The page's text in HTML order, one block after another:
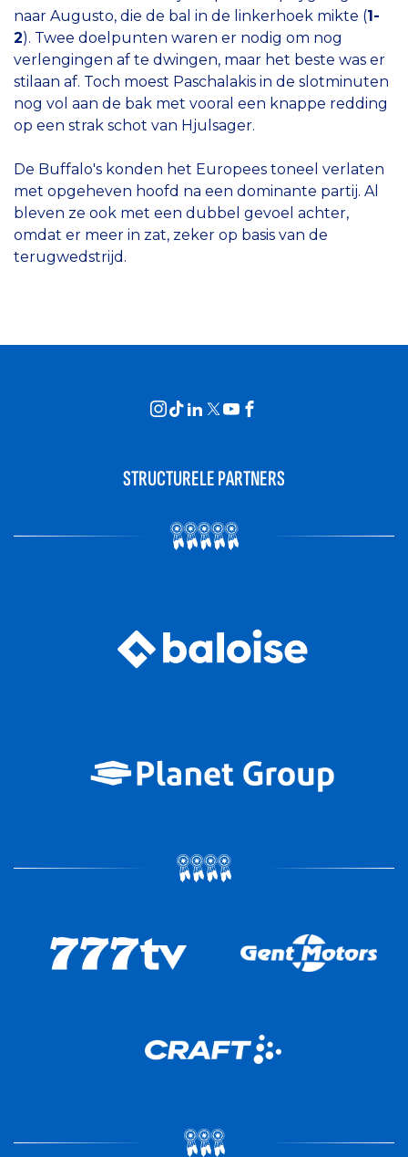
naar Augusto, die de bal in de linkerhoek mikte (1-
2). Twee doelpunten waren er nodig om nog
verlengingen af te dwingen, maar het beste was er
stilaan af. Toch moest Paschalakis in de slotminuten
nog vol aan de bak met vooral een knappe redding
op een strak schot van Hjulsager.
De Buffalo's konden het Europees toneel verlaten
met opgeheven hoofd na een dominante partij. Al
bleven ze ook met een dubbel gevoel achter,
omdat er meer in zat, zeker op basis van de
terugwedstrijd.
STRUCTURELE PARTNERS